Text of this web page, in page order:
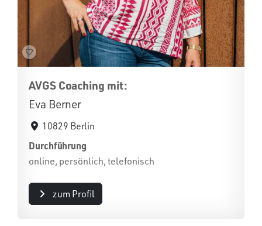
AVGS Coaching mit:
Eva Berner
10829 Berlin
Durchführung
online, persönlich, telefonisch
zum Profil